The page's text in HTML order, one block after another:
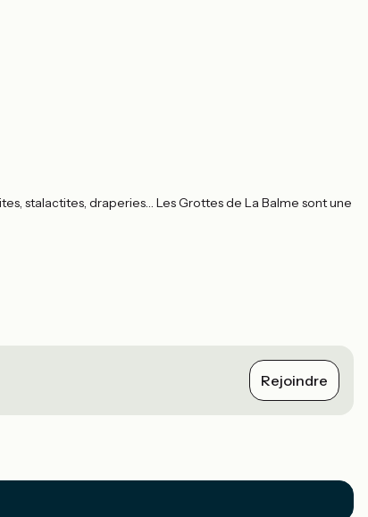
stalactites, draperies… Les Grottes de La Balme sont une
Rejoindre